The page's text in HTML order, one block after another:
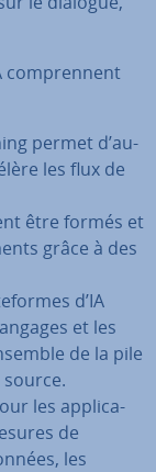
com­pren­nent
permet d’au­
les flux de
être formés et
grâce à des
d’IA
et les
de la pile
les ap­pli­ca­
de
les